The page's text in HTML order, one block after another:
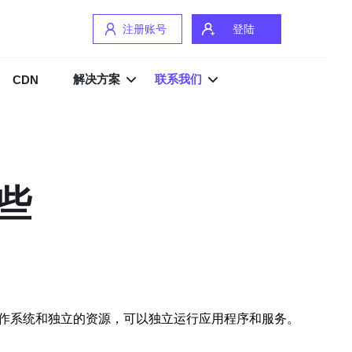
注册账号 登陆
CDN 解决方案 联系我们
统和独立的资源，可以独立运行应用程序和服务。